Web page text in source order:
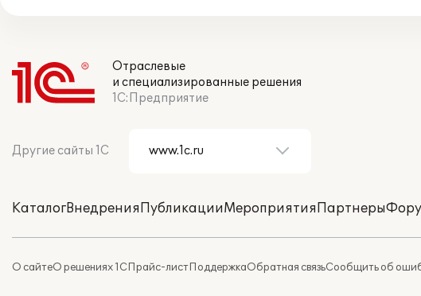
Отраслевые
и специализированные решения
1С:Предприятие
Другие сайты 1С
КаталогВнедренияПубликацииМероприятияПартнеры
О сайтеО решениях 1СПрайс-листПоддержкаОбратная связьСообщить об